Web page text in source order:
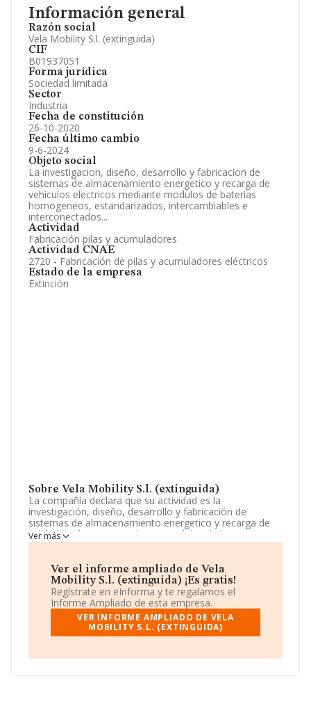
Información general
Razón social
Vela Mobility S.l. (extinguida)
CIF
B01937051
Forma jurídica
Sociedad limitada
Sector
Industria
Fecha de constitución
26-10-2020
Fecha último cambio
9-6-2024
Objeto social
La investigacion, diseño, desarrollo y fabricacion de
sistemas de almacenamiento energetico y recarga de
vehiculos electricos mediante modulos de baterias
homogeneos, estandarizados, intercambiables e
interconectados...
Actividad
Fabricación pilas y acumuladores
Actividad CNAE
2720 - Fabricación de pilas y acumuladores eléctricos
Estado de la empresa
Extinción
Sobre Vela Mobility S.l. (extinguida)
La compañía declara que su actividad es la
investigación, diseño, desarrollo y fabricación de
sistemas de almacenamiento energetico y recarga de
vehículos electricos mediante modulos de baterias
homogeneos, estandarizados, intercambiables e
Sociedad Limitada. Tiene CNAE: 2720 - 'Fabricación de
pilas y acumuladores eléctricos'. La empresa no tiene
actividad en mercados exteriores.
La empresa españolaVela Mobility S.L. (extinguida)
CIF B01937051, tiene domicilio fiscal en Calle Aribau
núm. 212 216 At Pta. 1, (08006), Barcelona, Cataluña.
En base a la información de la que dispone INFORMA
Ver más
Ver el informe ampliado de Vela
Mobility S.l. (extinguida) ¡Es gratis!
Regístrate en eInforma y te regalamos el
Informe Ampliado de esta empresa.
VER INFORME AMPLIADO DE VELA
MOBILITY S.L. (EXTINGUIDA)
Información oficial y registral complementaria.